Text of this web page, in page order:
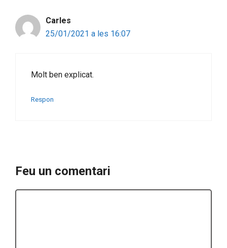
Carles
25/01/2021 a les 16:07
Molt ben explicat.
Respon
Feu un comentari